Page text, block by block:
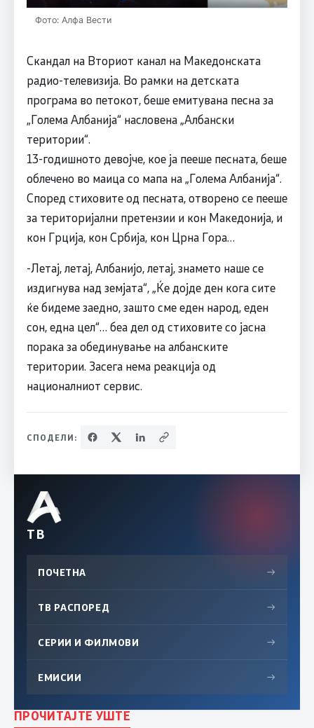
Фото: Алфа Вести
Скандал на Вториот канал на Македонската
радио-телевизија. Во рамки на детската
програма во петокот, беше емитувана песна за
„Голема Албанија“ насловена „Албански
територии“.
13-годишното девојче, кое ја пееше песната, беше
облечено во маица со мапа на „Голема Албанија“.
Според стиховите од песната, отворено се пееше
за територијални претензии и кон Македонија, и
кон Грција, кон Србија, кон Црна Гора…
-Летај, летај, Албанијо, летај, знамето наше се
издигнува над земјата“, „Ќе дојде ден кога сите
ќе бидеме заедно, зашто сме еден народ, еден
сон, една цел“… беа дел од стиховите со јасна
порака за обединување на албанските
територии. Засега нема реакција од
националниот сервис.
СПОДЕЛИ:
ТВ
ПОЧЕТНА →
ТВ РАСПОРЕД →
СЕРИИ И ФИЛМОВИ →
ЕМИСИИ →
ПРОЧИТАЈТЕ УШТЕ